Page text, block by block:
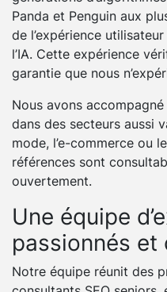
Panda et Penguin aux
de l’expérience
l’IA. Cette expérience
garantie que nous
Nous avons
dans des secteurs aussi
mode, l’e-commerce ou
références sont
ouvertement.
Une équipe
passionnés
Notre équipe réunit des